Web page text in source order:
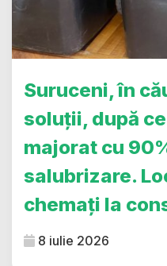
Suruceni, în
soluții, după
majorat cu
salubrizare.
chemați la
8 iulie 2026